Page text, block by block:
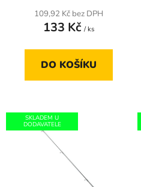
109,92 Kč bez DPH
133 Kč / ks
DO KOŠÍKU
SKLADEM U
DODAVATELE